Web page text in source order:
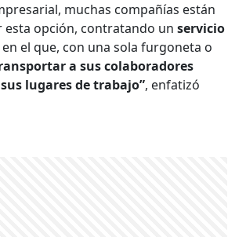
muchas compañías están
esta opción, contratando unservicio
en el que, con una sola furgoneta o
a sus colaboradores
lugares de trabajo”, enfatizó